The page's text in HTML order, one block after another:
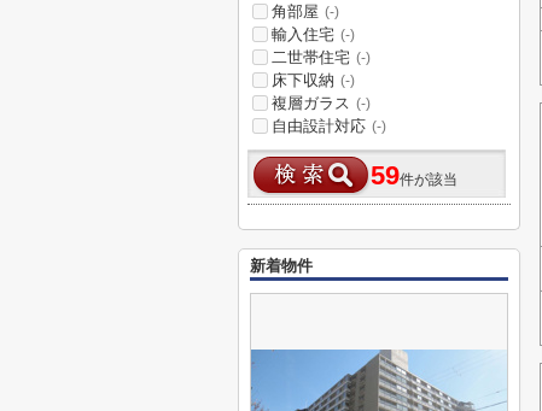
角部屋 (-)
輸入住宅 (-)
二世帯住宅 (-)
床下収納 (-)
複層ガラス (-)
自由設計対応 (-)
59件が該当
新着物件